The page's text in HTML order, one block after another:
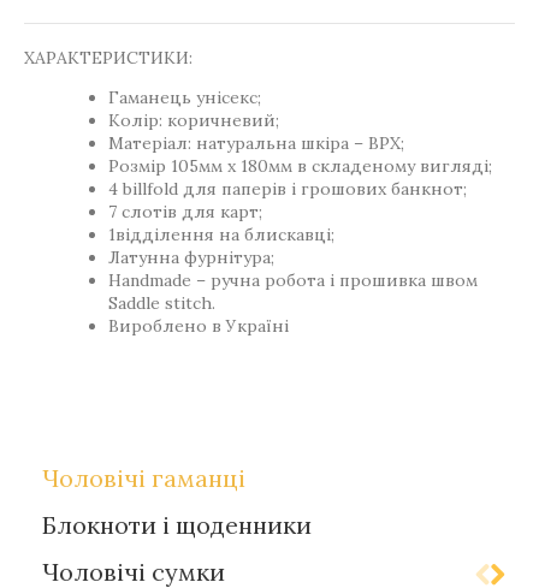
ХАРАКТЕРИСТИКИ:
Гаманець унісекс;
Колір: коричневий;
Матеріал: натуральна шкіра – ВРХ;
Розмір 105мм х 180мм в складеному вигляді;
4 billfold для паперів і грошових банкнот;
7 слотів для карт;
1відділення на блискавці;
Латунна фурнітура;
Handmade – ручна робота і прошивка швом
Saddle stitch.
Вироблено в Україні
Чоловічі гаманці
Блокноти і щоденники
Чоловічі сумки